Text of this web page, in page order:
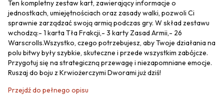
Ten kompletny zestaw kart, zawierający informacje o
jednostkach, umiejętnościach oraz zasady walki, pozwoli Ci
sprawnie zarządzać swoją armią podczas gry. W skład zestawu
wchodzą:- 1 karta Tła Frakcji,- 3 karty Zasad Armii,- 26
Warscrolls.Wszystko, czego potrzebujesz, aby Twoje działania na
polu bitwy były szybkie, skuteczne i przede wszystkim zabójcze.
Przygotuj się na strategiczną przewagę i niezapomniane emocje.
Ruszaj do boju z Krwiożerczymi Dworami już dziś!
Przejdź do pełnego opisu